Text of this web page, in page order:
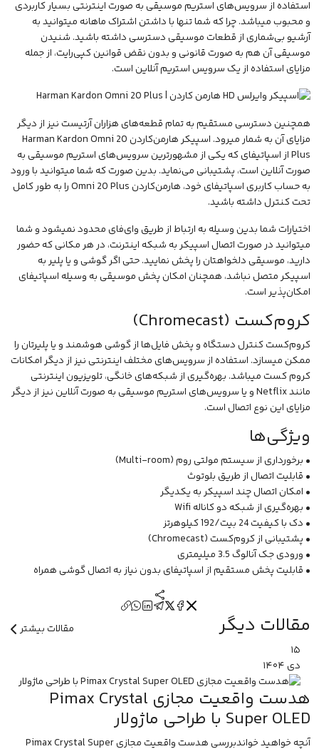
استفاده از سرویس‌های استریم موسیقی به صورت اینترنتی بسیار کاربردی
و محبوب میباشد. چرا که شما تنها با داشتن اشتراک ماهانه میتوانید به
آرشیو بی‌شماری از قطعات موسیقی دسترسی داشته باشید. شنیدن
موسیقی آن هم به صورت قانونی و بدون نقض قوانین کپی‌رایت، از جمله
مزایای استفاده از یک سرویس استریم آنلاین است.
همچنین دسترسی مستقیم به تمام قطعه‌های هزاران آرتیست نیز از دیگر
مزایای آن به شمار میرود. اسپیکر هارمن‌کاردن Harman Kardon Omni 20
Plus از اسپاتیفای که یکی از مشهورترین سرویس‌های استریم موسیقی به
صورت آنلاین است، پشتیبانی می‌نماید. بدین صورت که شما میتوانید با ورود
به حساب کاربری اسپاتیفای خود، هارمن‌کاردن Omni 20 Plus را به طور کامل
تحت کنترل داشته باشید.
اختیارات شما بدین وسیله به ارتباط از طریق وای‌فای محدود نمیشود و شما
میتوانید در صورت اتصال اسپیکر به شبکه اینترنت، در هر مکانی که حضور
دارید، موسیقی دلخواهتان را پخش نمایید. حتی اگر گوشی و یا پلیر به
اسپیکر متصل نباشد، همچنان امکان پخش موسیقی به وسیله اسپاتیفای
امکان‌پذیر است.
کروم‌کست (Chromecast)
کروم‌کست کنترل دستگاه و پخش فایل‌ها از گوشی هوشمند و یا پلیرتان را
ممکن میسازد. استفاده از سرویس‌های مختلف اینترنتی نیز از دیگر امکانات
کروم کست میباشد. بهره‌گیری از شبکه‌های خانگی، تلویزیون اینترنتی
مانند Netflix و یا سرویس‌های استریم موسیقی به صورت آنلاین نیز از دیگر
مزایای این نوع اتصال است.
ویژگی‌ها
• برخورداری از سیستم مولتی روم (Multi-room)
• قابلیت اتصال از طریق بلوتوث
• امکان اتصال چند اسپیکر به یکدیگر
• بهره‌گیری از شبکه دو کاناله Wifi
• دک با کیفیت 24 بیت/192 کیلوهرتز
• پشتیبانی از کروم‌کست (Chromecast)
• ورودی جک آنالوگ 3.5 میلیمتری
• قابلیت پخش مستقیم از اسپاتیفای بدون نیاز به اتصال گوشی همراه
مقالات دیگر
مقالات بیشتر
۱۵
دی۱۴۰۴
هدست واقعیت مجازی Pimax Crystal
Super OLED با طراحی ماژولار
آنچه خواهید خواندبررسی هدست واقعیت مجازی Pimax Crystal Super